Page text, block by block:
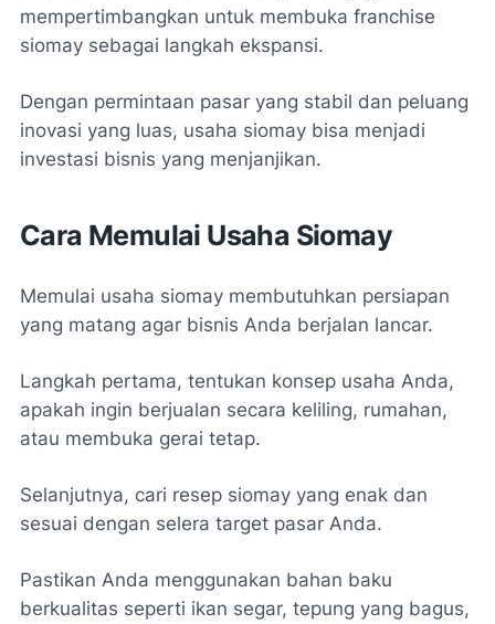
mempertimbangkan untuk membuka franchise
siomay sebagai langkah ekspansi.
Dengan permintaan pasar yang stabil dan peluang
inovasi yang luas, usaha siomay bisa menjadi
investasi bisnis yang menjanjikan.
Cara Memulai Usaha Siomay
Memulai usaha siomay membutuhkan persiapan
yang matang agar bisnis Anda berjalan lancar.
Langkah pertama, tentukan konsep usaha Anda,
apakah ingin berjualan secara keliling, rumahan,
atau membuka gerai tetap.
Selanjutnya, cari resep siomay yang enak dan
sesuai dengan selera target pasar Anda.
Pastikan Anda menggunakan bahan baku
berkualitas seperti ikan segar, tepung yang bagus,